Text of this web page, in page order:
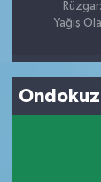
Yağış